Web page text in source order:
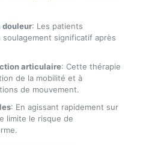
douleur: Les patients
significatif après
articulaire: Cette thérapie
de la mobilité et à
de mouvement.
: En agissant rapidement sur
limite le risque de